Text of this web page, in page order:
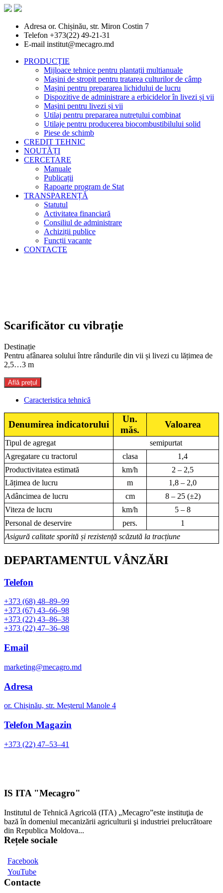
Adresa or. Chișinău, str. Miron Costin 7
Telefon +373(22) 49-21-31
E-mail institut@mecagro.md
PRODUCȚIE
Mijloace tehnice pentru plantații multianuale
Mașini de stropit pentru tratarea culturilor de câmp
Mașini pentru prepararea lichidului de lucru
Dispozitive de administrare a erbicidelor în livezi și vii
Mașini pentru livezi și vii
Utilaj pentru prepararea nutrețului combinat
Utilaje pentru producerea biocombustibilului solid
Piese de schimb
CREDIT TEHNIC
NOUTĂȚI
CERCETARE
Manuale
Publicații
Rapoarte program de Stat
TRANSPARENȚĂ
Statutul
Activitatea financiară
Consiliul de administrare
Achiziții publice
Funcții vacante
CONTACTE
Scarificător cu vibrație
Destinație
Pentru afânarea solului între rândurile din vii și livezi cu lățimea de
2,5…3 m
Află prețul
Caracteristica tehnică
Denumirea indicatorului
Un.
măs.
Valoarea
Tipul de agregat
semipurtat
Agregatare cu tractorul
clasa
1,4
Productivitatea estimată
km/h
2 – 2,5
Lățimea de lucru
m
1,8 – 2,0
Adâncimea de lucru
cm
8 – 25 (±2)
Viteza de lucru
km/h
5 – 8
Personal de deservire
pers.
1
Asigură calitate sporită și rezistență scăzută la tracțiune
DEPARTAMENTUL VÂNZĂRI
Telefon
+373 (68) 48–89–99
+373 (67) 43–66–98
+373 (22) 43–86–38
+373 (22) 47–36–98
Email
marketing@mecagro.md
Adresa
or. Chișinău, str. Meșterul Manole 4
Telefon Magazin
+373 (22) 47–53–41
IS ITA "Mecagro"
Institutul de Tehnică Agricolă (ITA) „Mecagro”este instituţia de
bază în domeniul mecanizării agriculturii şi industriei prelucrătoare
din Republica Moldova...
Rețele sociale
Facebook
YouTube
Contacte